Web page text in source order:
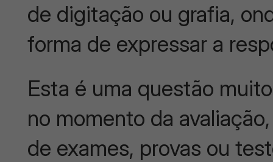
de digitação ou grafia,
forma de expressar a
Esta é uma questão
no momento da
de exames, provas ou